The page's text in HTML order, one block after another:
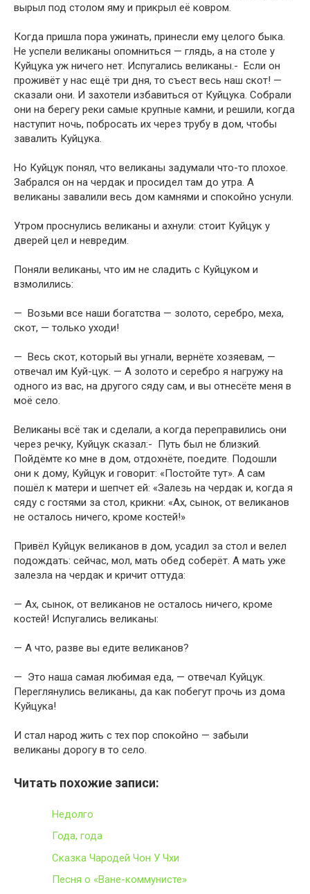
вырыл под столом яму и прикрыл её ковром.
Когда пришла пора ужинать, принесли ему целого быка.
Не успели великаны опомниться — глядь, а на столе у
Куйцука уж ничего нет. Испу­гались великаны.- Если он
проживёт у нас ещё три дня, то съест весь наш скот! —
ска­зали они. И захотели избавиться от Куйцука. Собрали
они на берегу ре­ки самые крупные камни, и решили, когда
наступит ночь, побросать их через трубу в дом, чтобы
завалить Куйцука.
Но Куйцук понял, что великаны задумали что-то плохое.
Забрался он на чердак и просидел там до утра. А
великаны завалили весь дом камня­ми и спокойно уснули.
Утром проснулись великаны и ахнули: стоит Куйцук у
дверей цел и невредим.
Поняли великаны, что им не сладить с Куйцуком и
взмолились:
— Возьми все наши богатства — золото, серебро, меха,
скот, — только уходи!
— Весь скот, который вы угнали, вернёте хозяевам, —
отвечал им Куй-цук. — А золото и серебро я нагружу на
одного из вас, на другого сяду сам, и вы отнесёте меня в
моё село.
Великаны всё так и сделали, а когда переправились они
через речку, Куйцук сказал:- Путь был не близкий.
Пойдёмте ко мне в дом, отдохнёте, поедите. Подошли
они к дому, Куйцук и говорит: «Постойте тут». А сам
пошёл к матери и шепчет ей: «Залезь на чердак и, когда я
сяду с гостями за стол, крикни: «Ах, сынок, от великанов
не осталось ничего, кроме костей!»
Привёл Куйцук великанов в дом, усадил за стол и велел
подождать: сейчас, мол, мать обед соберёт. А мать уже
залезла на чердак и кричит оттуда:
— Ах, сынок, от великанов не осталось ничего, кроме
костей! Испугались великаны:
— А что, разве вы едите великанов?
— Это наша самая любимая еда, — отвечал Куйцук.
Переглянулись великаны, да как побегут прочь из дома
Куйцука!
И стал народ жить с тех пор спокойно — забыли
великаны дорогу в то село.
Читать похожие записи:
Недолго
Года, года
Сказка Чародей Чон У Чхи
Песня о «Ване-коммунисте»